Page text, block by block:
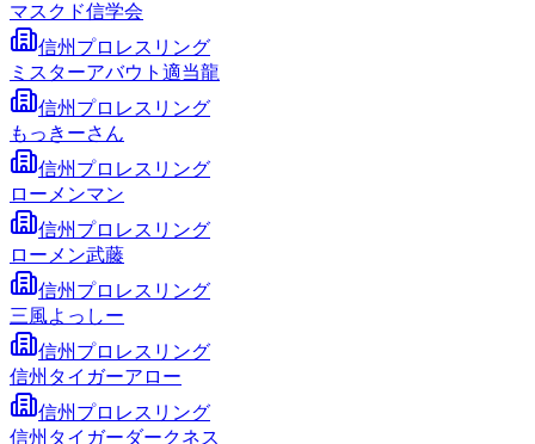
マスクド信学会
信州プロレスリング
ミスターアバウト適当龍
信州プロレスリング
もっきーさん
信州プロレスリング
ローメンマン
信州プロレスリング
ローメン武藤
信州プロレスリング
三風よっしー
信州プロレスリング
信州タイガーアロー
信州プロレスリング
信州タイガーダークネス